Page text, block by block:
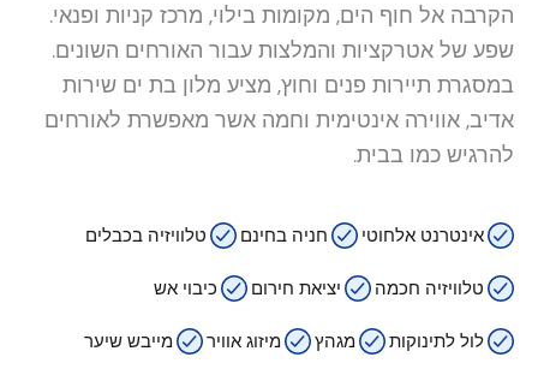
הקרבה אל חוף הים, מקומות בילוי, מרכז קניות ופנאי.
שפע של אטרקציות והמלצות עבור האורחים השונים.
במסגרת תיירות פנים וחוץ, מציע מלון בת ים שירות
אדיב, אווירה אינטימית וחמה אשר מאפשרת לאורחים
להרגיש כמו בבית.
אינטרנט אלחוטי חניה בחינם טלוויזיה בכבלים
טלוויזיה חכמה יציאת חירום כיבוי אש
לול לתינוקות מגהץ מיזוג אוויר מייבש שיער